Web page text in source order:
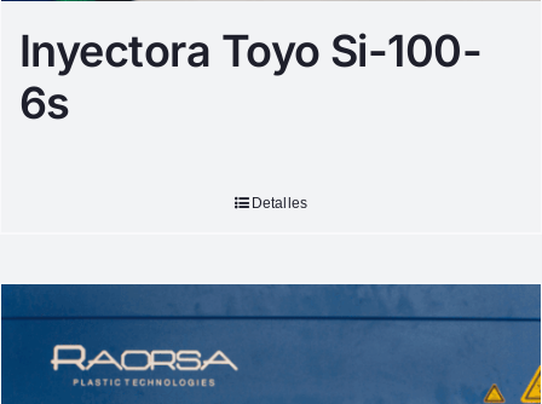
Inyectora Toyo Si-100-
6s
Detalles